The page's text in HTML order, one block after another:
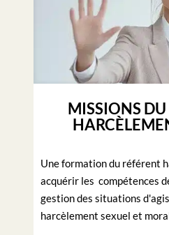
MISSIONS DU
Une formation du référent
acquérir les compétences
gestion des situations
harcèlement sexuel et moral